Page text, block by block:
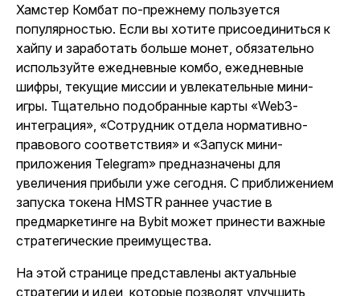
Хамстер Комбат по-прежнему пользуется
популярностью. Если вы хотите присоединиться к
хайпу и заработать больше монет, обязательно
используйте ежедневные комбо, ежедневные
шифры, текущие миссии и увлекательные мини-
игры. Тщательно подобранные карты «Web3-
интеграция», «Сотрудник отдела нормативно-
правового соответствия» и «Запуск мини-
приложения Telegram» предназначены для
увеличения прибыли уже сегодня. С приближением
запуска токена HMSTR раннее участие в
предмаркетинге на Bybit может принести важные
стратегические преимущества.
На этой странице представлены актуальные
стратегии и идеи, которые позволят улучшить